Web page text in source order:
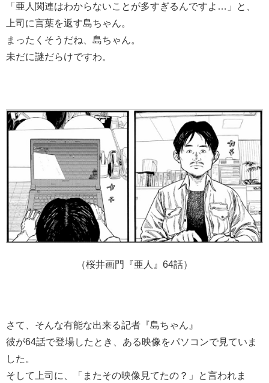
「亜人関連はわからないことが多すぎるんですよ…」と、
上司に言葉を返す島ちゃん。
まったくそうだね、島ちゃん。
未だに謎だらけですわ。
（桜井画門『亜人』64話）
さて、そんな有能な出来る記者『島ちゃん』
彼が64話で登場したとき、ある映像をパソコンで見ていま
した。
そして上司に、「またその映像見てたの？」と言われま